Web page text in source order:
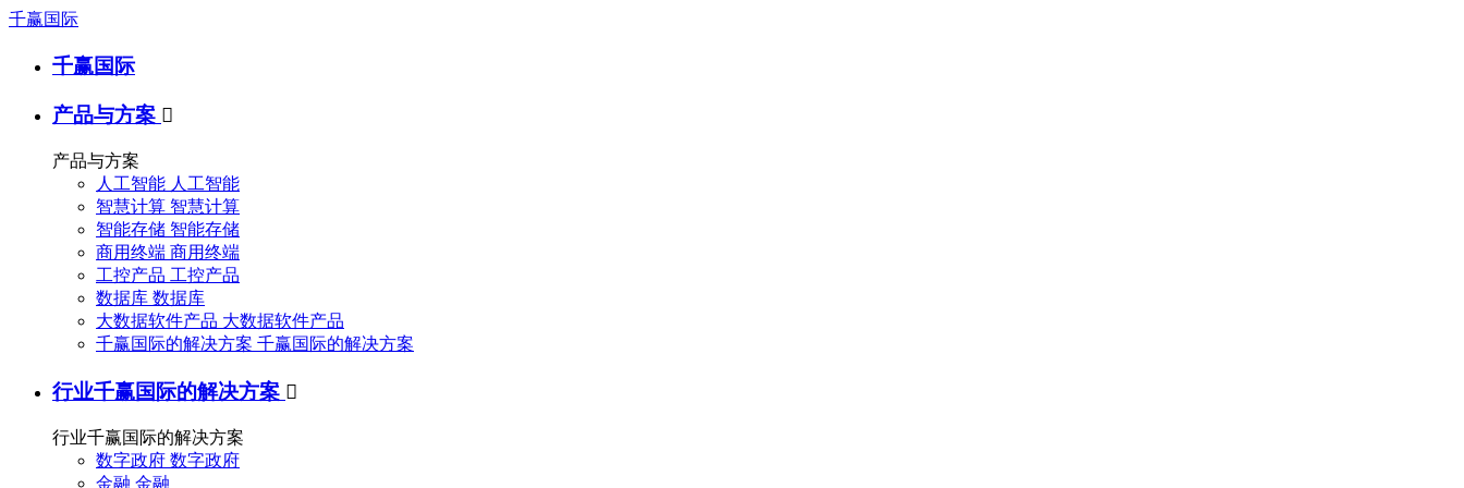
千赢国际
千赢国际
产品与方案 
产品与方案
人工智能 人工智能
智慧计算 智慧计算
智能存储 智能存储
商用终端 商用终端
工控产品 工控产品
数据库 数据库
大数据软件产品 大数据软件产品
千赢国际的解决方案 千赢国际的解决方案
行业千赢国际的解决方案 
行业千赢国际的解决方案
数字政府 数字政府
金融 金融